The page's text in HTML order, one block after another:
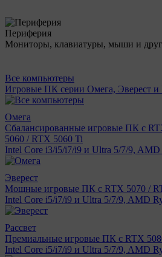
Периферия
Мониторы, клавиатуры, мыши и
Все компьютеры
Игровые ПК серии Омега, Эверест и
Омега
Сбалансированные игровые ПК с
5060 / RTX 5060 Ti
Intel Core i3/i5/i7/i9 и Ultra 5/7/9, AMD
Эверест
Мощные игровые ПК с RTX 5070 /
Intel Core i5/i7/i9 и Ultra 5/7/9, AMD
Рассвет
Премиальные игровые ПК с RTX
Intel Core i5/i7/i9 и Ultra 5/7/9, AMD